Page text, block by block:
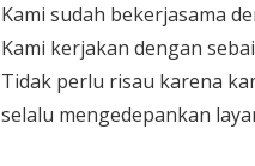
Kami sudah bekerjasama
Kami kerjakan dengan
Tidak perlu risau karena
selalu mengedepankan